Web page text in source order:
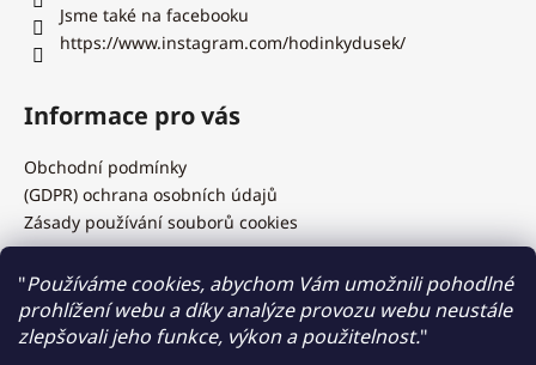
"Používáme cookies, abychom Vám umožnili pohodlné
prohlížení webu a díky analýze provozu webu neustále
zlepšovali jeho funkce, výkon a použitelnost."
Jsme také na facebooku
https://www.instagram.com/hodinkydusek/
Informace pro vás
Obchodní podmínky
(GDPR) ochrana osobních údajů
Zásady používání souborů cookies
Hodinky Dušek.cz